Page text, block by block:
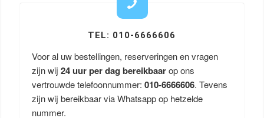
TEL: 010-6666606
Voor al uw bestellingen, reserveringen en vragen
zijn wij 24 uur per dag bereikbaarop ons
vertrouwde telefoonnummer: 010-6666606. Tevens
zijn wij bereikbaar via Whatsapp op hetzelde
nummer.